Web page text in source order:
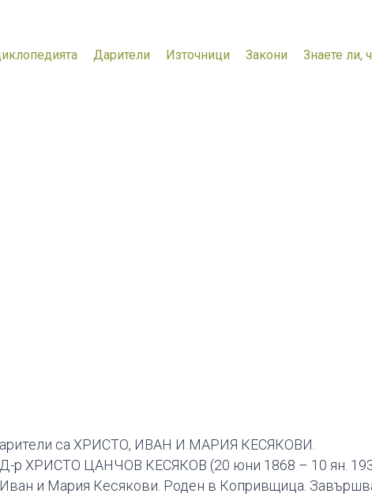
Дарители Източници Закони Знаете ли,
арители са ХРИСТО, ИВАН И МАРИЯ КЕСЯКОВИ.
Д-р ХРИСТО ЦАНЧОВ КЕСЯКОВ (20 юни 1868 – 10 ян.
Иван и Мария Кесякови. Роден в Копривщица.